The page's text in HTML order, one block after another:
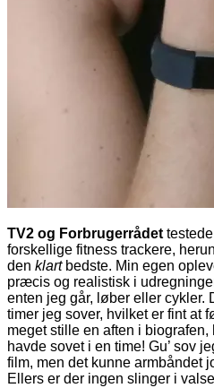
TV2 og Forbrugerrådet
forskellige fitness trackere,
den klartbedste. Min egen
præcis og realistisk i
enten jeg går, løber eller cykler.
timer jeg sover, hvilket er fint at
meget stille en aften i biografen,
havde sovet i en time! Gu’ sov
film, men det kunne armbåndet
Ellers er der ingen slinger i